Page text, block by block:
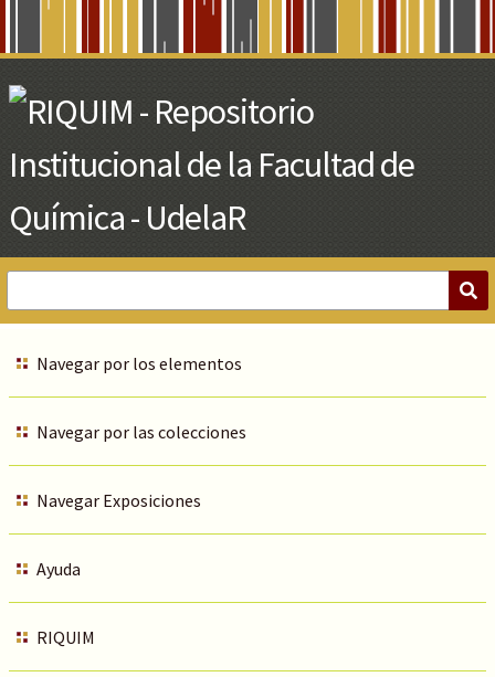
Main
Content
Navegar por los elementos
Navegar por las colecciones
Navegar Exposiciones
Ayuda
RIQUIM